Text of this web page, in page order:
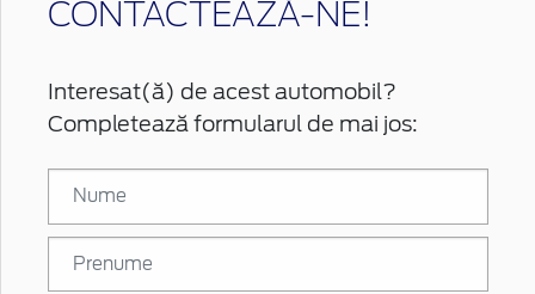
CONTACTEAZĂ-NE!
Interesat(ă) de acest automobil?
Completează formularul de mai jos: